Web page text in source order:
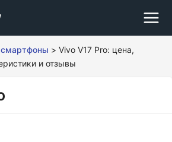
> Vivo V17 Pro: цена,
и отзывы